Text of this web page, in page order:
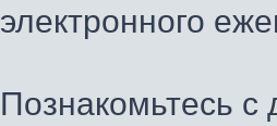
электронного
Познакомьтесь